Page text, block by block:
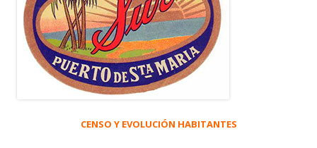
CENSO Y EVOLUCIÓN HABITANTES